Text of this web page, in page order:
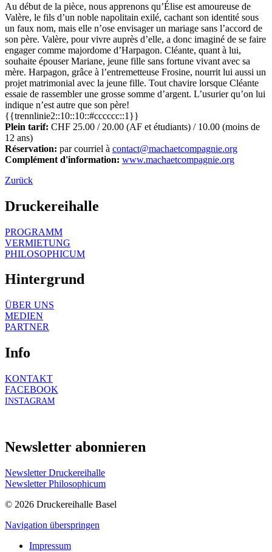
Au début de la pièce, nous apprenons qu’Élise est amoureuse de
Valère, le fils d’un noble napolitain exilé, cachant son identité sous
un faux nom, mais elle n’ose envisager un mariage sans l’accord de
son père. Valère, pour vivre auprès d’elle, a donc imaginé de se faire
engager comme majordome d’Harpagon. Cléante, quant à lui,
souhaite épouser Mariane, jeune fille sans fortune vivant avec sa
mère. Harpagon, grâce à l’entremetteuse Frosine, nourrit lui aussi un
projet matrimonial avec la jeune fille. Tout chavire lorsque Cléante
essaie de rassembler une grosse somme d’argent. L’usurier qu’on lui
indique n’est autre que son père!
{{trennlinie2::10::10::#cccccc::1}}
Plein tarif: CHF 25.00 / 20.00 (AF et étudiants) / 10.00 (moins de
12 ans)
Réservation: par courriel à contact@machaetcompagnie.org
Complément d'information: www.machaetcompagnie.org
Zurück
Druckereihalle
PROGRAMM
VERMIETUNG
PHILOSOPHICUM
Hintergrund
ÜBER UNS
MEDIEN
PARTNER
Info
KONTAKT
FACEBOOK
INSTAGRAM
Newsletter abonnieren
Newsletter Druckereihalle
Newsletter Philosophicum
© 2026 Druckereihalle Basel
Navigation überspringen
Impressum